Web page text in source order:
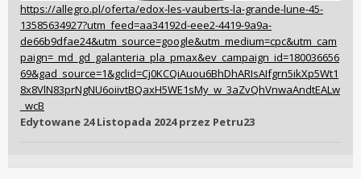
https://allegro.pl/oferta/edox-les-vauberts-la-grande-lune-45-
13585634927?utm_feed=aa34192d-eee2-4419-9a9a-
de66b9dfae24&utm_source=google&utm_medium=cpc&utm_cam
paign=_md_gd_galanteria_pla_pmax&ev_campaign_id=180036656
69&gad_source=1&gclid=Cj0KCQiAuou6BhDhARIsAIfgrn5ikXp5Wt1
8x8VlN83prNgNU6oiivtBQaxH5WE1sMy_w_3aZvQhVnwaAndtEALw
_wcB
Edytowane 24 Listopada 2024przez Petru23